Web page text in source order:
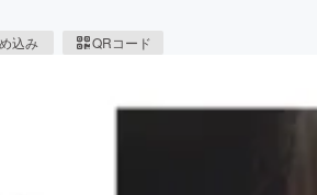
込み QRコード